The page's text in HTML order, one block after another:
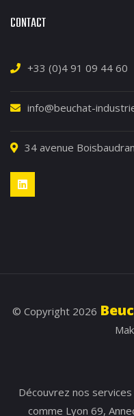
CONTACT
+33 (0)4 91 09 44 60
info@beuchat-
34 avenue
© Copyright 2026
Découvrez nos services
comme Lyon 69,